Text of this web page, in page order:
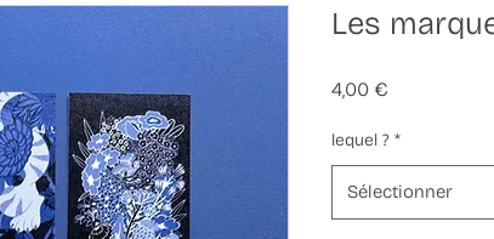
Les
4,00 €
lequel ? *
Sélectionner